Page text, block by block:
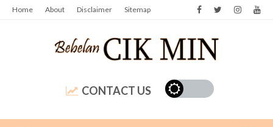
Home About Disclaimer Sitemap
CONTACT US